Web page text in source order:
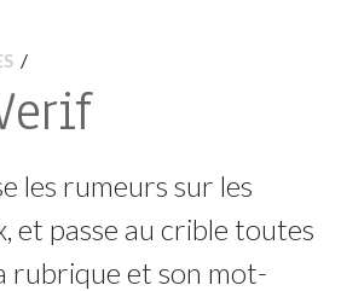
/
les rumeurs sur les
et passe au crible toutes
rubrique et son mot-